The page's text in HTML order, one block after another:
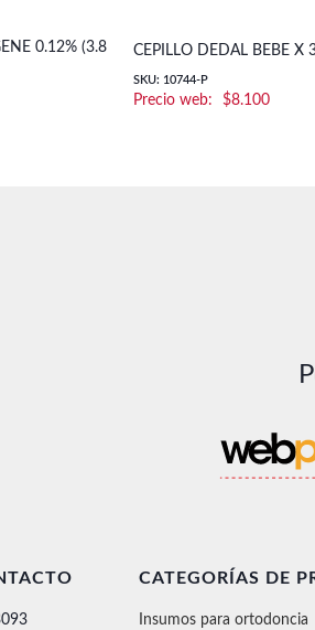
0.12% (3.8
CEPILLO DEDAL BEBE X
SKU: 10744-P
$8.100
CATEGORÍAS DE
Insumos para ortodoncia